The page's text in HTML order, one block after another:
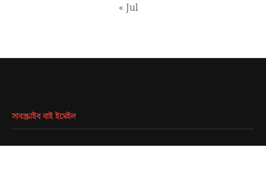
« Jul
সাবস্ক্রাইব বাই ইমেইল